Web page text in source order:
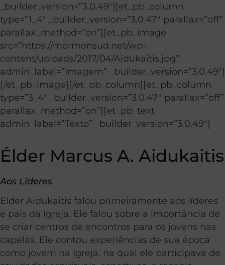
_builder_version=”3.0.49″][et_pb_column
type=”1_4″ _builder_version=”3.0.47″ parallax=”off”
parallax_method=”on”][et_pb_image
src=”https://mormonsud.net/wp-
content/uploads/2017/04/Aidukaitis.jpg”
admin_label=”Imagem” _builder_version=”3.0.49″]
[/et_pb_image][/et_pb_column][et_pb_column
type=”3_4″ _builder_version=”3.0.47″ parallax=”off”
parallax_method=”on”][et_pb_text
admin_label=”Texto” _builder_version=”3.0.49″]
Élder Marcus A. Aidukaitis
Aos Líderes
Elder Aidukaitis falou primeiramente aos líderes
e pais da Igreja. Ele falou sobre a importância de
se criar centros de encontros para os jovens nas
capelas. Ele contou experiências de sua época
como jovem na Igreja, na qual ele participava de